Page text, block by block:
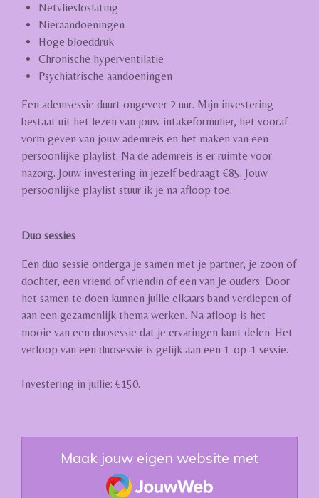
Netvliesloslating
Nieraandoeningen
Hoge bloeddruk
Chronische hyperventilatie
Psychiatrische aandoeningen
Een ademsessie duurt ongeveer 2 uur. Mijn investering
bestaat uit het lezen van jouw intakeformulier, het vooraf
vorm geven van jouw ademreis en het maken van een
persoonlijke playlist. Na de ademreis is er ruimte voor
nazorg. Jouw investering in jezelf bedraagt €85. Jouw
persoonlijke playlist stuur ik je na afloop toe.
Duo sessies
Een duo sessie onderga je samen met je partner, je zoon of
dochter, een vriend of vriendin of een van je ouders. Door
het samen te doen kunnen jullie elkaars band verdiepen of
aan een gezamenlijk thema werken. Na afloop is het
mooie van een duosessie dat je ervaringen kunt delen. Het
verloop van een duosessie is gelijk aan een 1-op-1 sessie.
Investering in jullie: €150.
Maak jouw eigen website met
JouwWeb